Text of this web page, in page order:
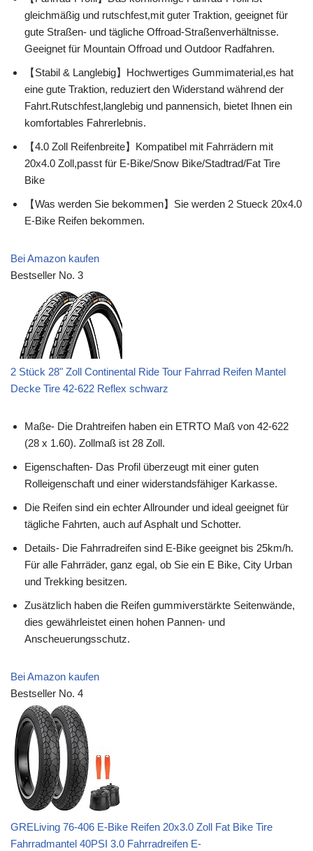
gleichmäßig und rutschfest,mit guter Traktion, geeignet für
gute Straßen- und tägliche Offroad-Straßenverhältnisse.
Geeignet für Mountain Offroad und Outdoor Radfahren.
【Stabil & Langlebig】Hochwertiges Gummimaterial,es hat
eine gute Traktion, reduziert den Widerstand während der
Fahrt.Rutschfest,langlebig und pannensich, bietet Ihnen ein
komfortables Fahrerlebnis.
【4.0 Zoll Reifenbreite】Kompatibel mit Fahrrädern mit
20x4.0 Zoll,passt für E-Bike/Snow Bike/Stadtrad/Fat Tire
Bike
【Was werden Sie bekommen】Sie werden 2 Stueck 20x4.0
E-Bike Reifen bekommen.
Bei Amazon kaufen
Bestseller No. 3
2 Stück 28" Zoll Continental Ride Tour Fahrrad Reifen Mantel
Decke Tire 42-622 Reflex schwarz
Maße- Die Drahtreifen haben ein ETRTO Maß von 42-622
(28 x 1.60). Zollmaß ist 28 Zoll.
Eigenschaften- Das Profil überzeugt mit einer guten
Rolleigenschaft und einer widerstandsfähiger Karkasse.
Die Reifen sind ein echter Allrounder und ideal geeignet für
tägliche Fahrten, auch auf Asphalt und Schotter.
Details- Die Fahrradreifen sind E-Bike geeignet bis 25km/h.
Für alle Fahrräder, ganz egal, ob Sie ein E Bike, City Urban
und Trekking besitzen.
Zusätzlich haben die Reifen gummiverstärkte Seitenwände,
dies gewährleistet einen hohen Pannen- und
Anscheuerungsschutz.
Bei Amazon kaufen
Bestseller No. 4
GRELiving 76-406 E-Bike Reifen 20x3.0 Zoll Fat Bike Tire
Fahrradmantel 40PSI 3.0 Fahrradreifen E-